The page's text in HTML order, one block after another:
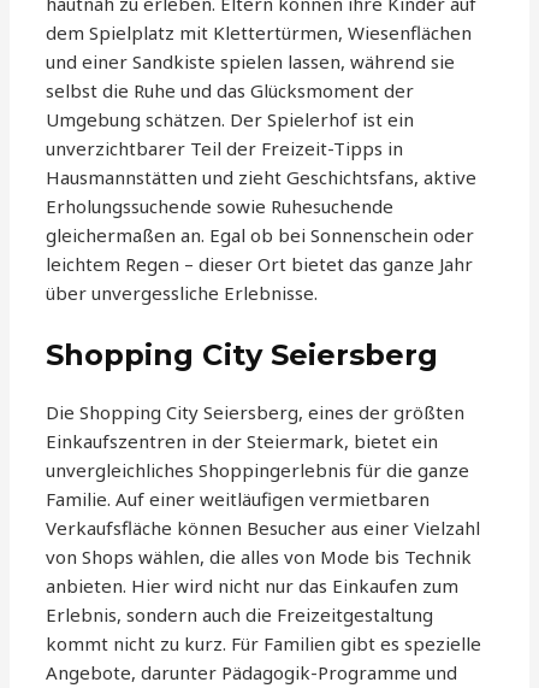
dem Spielplatz mit Klettertürmen, Wiesenflächen
und einer Sandkiste spielen lassen, während sie
selbst die Ruhe und das Glücksmoment der
Umgebung schätzen. Der Spielerhof ist ein
unverzichtbarer Teil der Freizeit-Tipps in
Hausmannstätten und zieht Geschichtsfans, aktive
Erholungssuchende sowie Ruhesuchende
gleichermaßen an. Egal ob bei Sonnenschein oder
leichtem Regen – dieser Ort bietet das ganze Jahr
über unvergessliche Erlebnisse.
Shopping City Seiersberg
Die Shopping City Seiersberg, eines der größten
Einkaufszentren in der Steiermark, bietet ein
unvergleichliches Shoppingerlebnis für die ganze
Familie. Auf einer weitläufigen vermietbaren
Verkaufsfläche können Besucher aus einer Vielzahl
von Shops wählen, die alles von Mode bis Technik
anbieten. Hier wird nicht nur das Einkaufen zum
Erlebnis, sondern auch die Freizeitgestaltung
kommt nicht zu kurz. Für Familien gibt es spezielle
Angebote, darunter Pädagogik-Programme und